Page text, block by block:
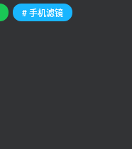
# 手机滤镜